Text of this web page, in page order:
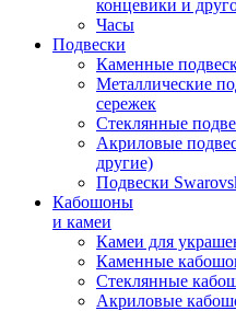
концевики и
Часы
Подвески
Каменные
Металлические
сережек
Стеклянные
Акриловые
другие)
Подвески
Кабошоны
и камеи
Камеи для
Каменные
Стеклянные
Акриловые